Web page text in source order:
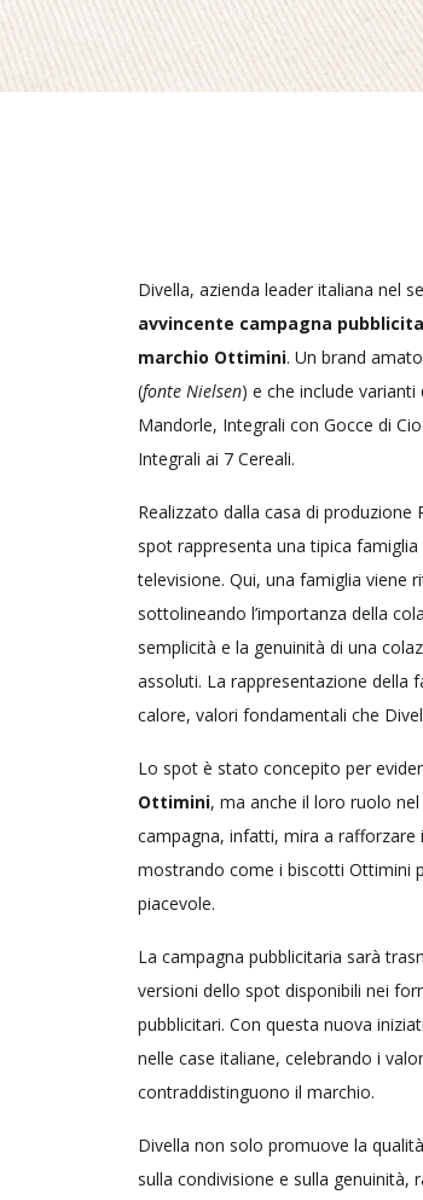
Divella, azienda leader italiana nel
avvincente campagna
marchio Ottimini. Un brand
(fonte Nielsen) e che include
Mandorle, Integrali con Gocce di
Integrali ai 7 Cereali.
Realizzato dalla casa di produzione
spot rappresenta una tipica
televisione. Qui, una famiglia viene
sottolineando l’importanza della
semplicità e la genuinità di una
assoluti. La rappresentazione della
calore, valori fondamentali che
Lo spot è stato concepito per
Ottimini, ma anche il loro ruolo
campagna, infatti, mira a
mostrando come i biscotti Ottimini
piacevole.
La campagna pubblicitaria sarà
versioni dello spot disponibili nei
pubblicitari. Con questa nuova
nelle case italiane, celebrando i
contraddistinguono il marchio.
Divella non solo promuove la
sulla condivisione e sulla